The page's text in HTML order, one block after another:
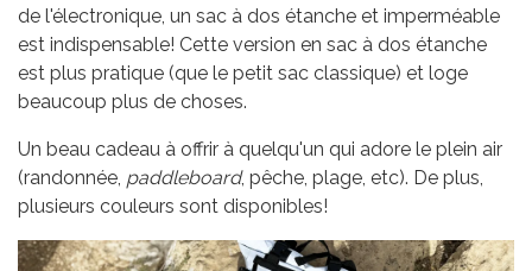
de l'électronique, un sac à dos étanche et imperméable
est indispensable! Cette version en sac à dos étanche
est plus pratique (que le petit sac classique) et loge
beaucoup plus de choses.
Un beau cadeau à offrir à quelqu'un qui adore le plein air
(randonnée, paddleboard, pêche, plage, etc). De plus,
plusieurs couleurs sont disponibles!